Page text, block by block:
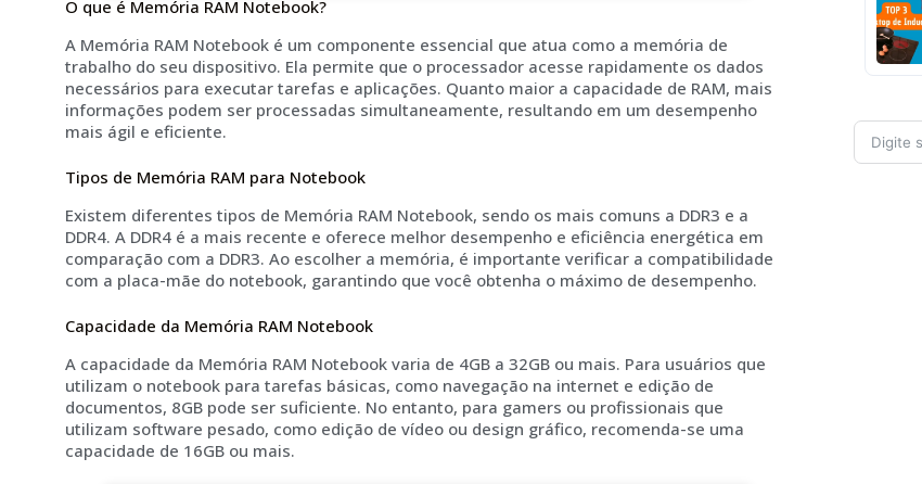
O que é Memória RAM Notebook?
A Memória RAM Notebook é um componente essencial que atua como a memória de
trabalho do seu dispositivo. Ela permite que o processador acesse rapidamente os dados
necessários para executar tarefas e aplicações. Quanto maior a capacidade de RAM, mais
informações podem ser processadas simultaneamente, resultando em um desempenho
mais ágil e eficiente.
Tipos de Memória RAM para Notebook
Existem diferentes tipos de Memória RAM Notebook, sendo os mais comuns a DDR3 e a
DDR4. A DDR4 é a mais recente e oferece melhor desempenho e eficiência energética em
comparação com a DDR3. Ao escolher a memória, é importante verificar a compatibilidade
com a placa-mãe do notebook, garantindo que você obtenha o máximo de desempenho.
Capacidade da Memória RAM Notebook
A capacidade da Memória RAM Notebook varia de 4GB a 32GB ou mais. Para usuários que
utilizam o notebook para tarefas básicas, como navegação na internet e edição de
documentos, 8GB pode ser suficiente. No entanto, para gamers ou profissionais que
utilizam software pesado, como edição de vídeo ou design gráfico, recomenda-se uma
capacidade de 16GB ou mais.